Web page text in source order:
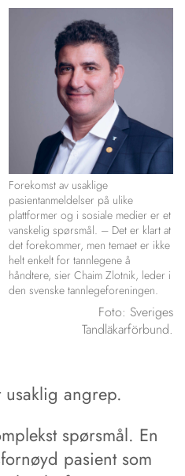
Forekomst av usaklige
pasientanmeldelser på ulike
plattformer og i sosiale medier er et
vanskelig spørsmål. – Det er klart at
det forekommer, men temaet er ikke
helt enkelt for tannlegene å
håndtere, sier Chaim Zlotnik, leder i
den svenske tannlegeforeningen.
Foto: Sveriges
Tandläkarförbund.
angrep.
spørsmål. En
pasient som